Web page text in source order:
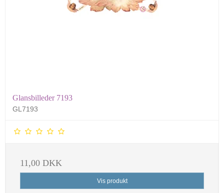
Glansbilleder 7193
GL7193
11,00 DKK
Vis produkt